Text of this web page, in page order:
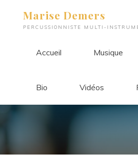
Marise Demers
PERCUSSIONNISTE MULTI-
Accueil Musique
Bio Vidéos